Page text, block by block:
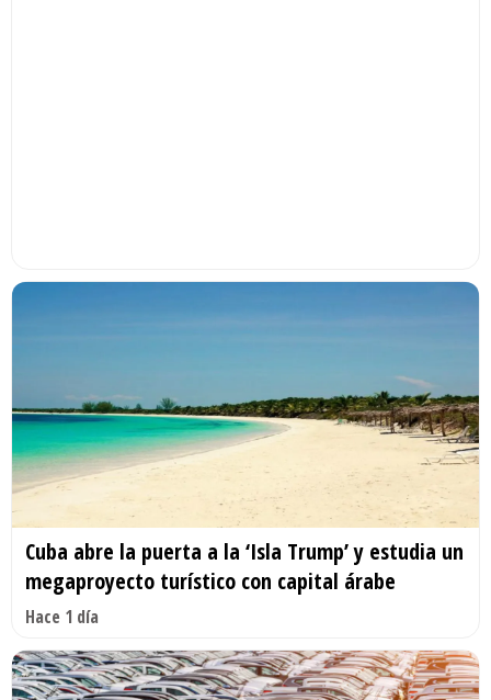
Cuba abre la puerta a la ‘Isla Trump’ y estudia un
megaproyecto turístico con capital árabe
Hace 1 día